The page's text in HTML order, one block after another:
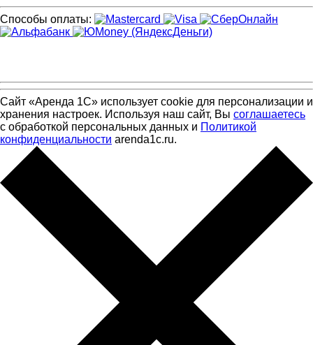
Способы оплаты:
Сайт «Аренда 1С» использует cookie для персонализации и
хранения настроек. Используя наш сайт, Вы соглашаетесь
с обработкой персональных данных и Политикой
конфиденциальности arenda1c.ru.